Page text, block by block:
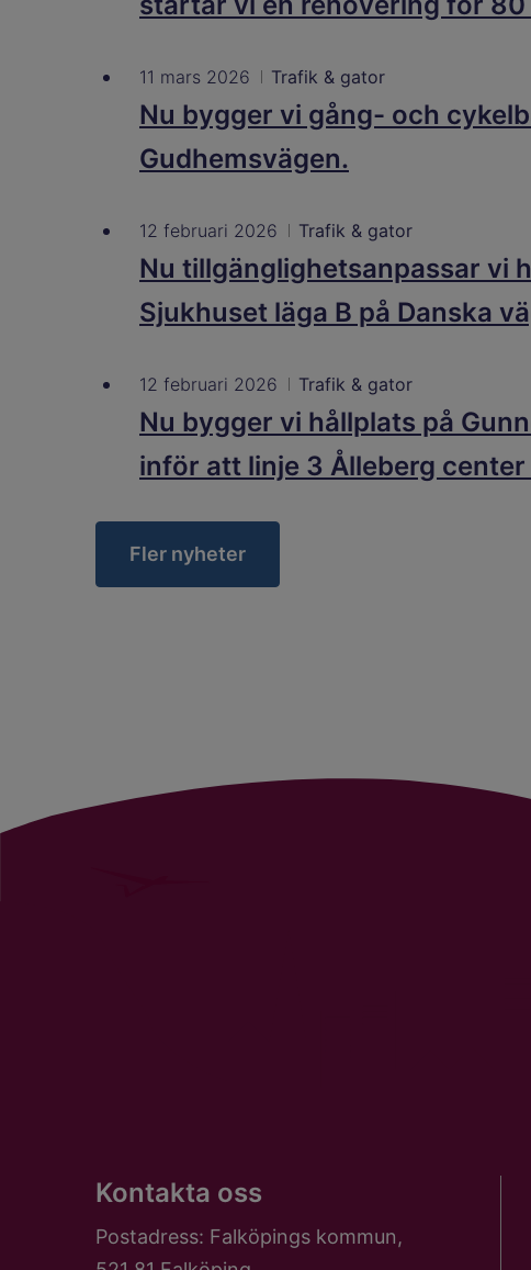
11 mars 2026 Trafik & gator
Nu bygger vi gång- och
Gudhemsvägen.
12 februari 2026 Trafik & gator
Nu tillgänglighetsanpassar vi
Sjukhuset läga B på Danska
12 februari 2026 Trafik & gator
Nu bygger vi hållplats på
inför att linje 3 Ålleberg
Fler nyheter
Kontakta oss
Postadress: Falköpings kommun,